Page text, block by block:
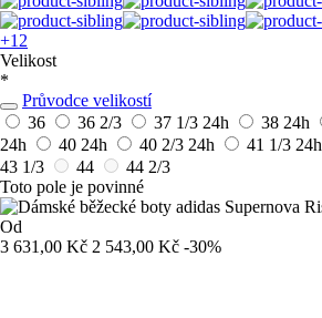
+12
Velikost
*
Průvodce velikostí
36
36 2/3 37 1/3 24h 38 24h
24h
40 24h 40 2/3 24h 41 1/3 24h
43 1/3
44
44 2/3
Toto pole je povinné
Od
3 631,00 Kč 2 543,00 Kč -30%